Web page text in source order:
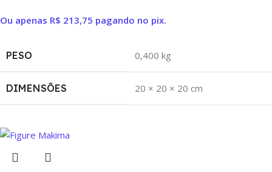
Ou apenas R$ 213,75 pagando no pix.
PESO 0,400 kg
DIMENSÕES 20 × 20 × 20 cm